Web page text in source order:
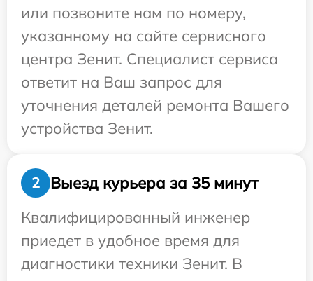
или позвоните нам по номеру,
указанному на сайте сервисного
центра Зенит. Специалист сервиса
ответит на Ваш запрос для
уточнения деталей ремонта Вашего
устройства Зенит.
2
Выезд курьера за 35 минут
Квалифицированный инженер
приедет в удобное время для
диагностики техники Зенит. В